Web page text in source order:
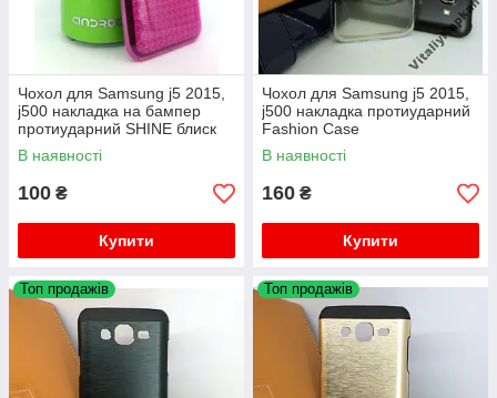
Чохол для Samsung j5 2015,
j500 накладка на бампер
протиударний SHINE блиск
В наявності
100 ₴
Купити
Чохол для Samsung j5 2015,
j500 накладка протиударний
Fashion Case
В наявності
160 ₴
Купити
Топ продажів Топ продажів